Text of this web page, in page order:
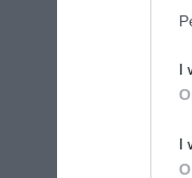
I
I